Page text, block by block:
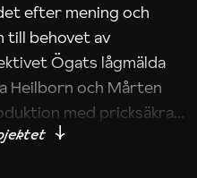
efter mening och
till behovet av
Ögats lågmälda
Heilborn och Mårten
med pricksäkra
kan vara att omsätta